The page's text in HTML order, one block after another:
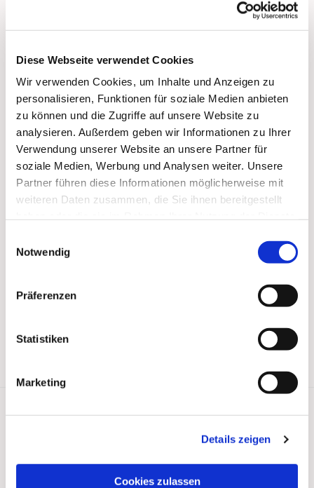
Diese Webseite verwendet Cookies
Wir verwenden Cookies, um Inhalte und Anzeigen zu
personalisieren, Funktionen für soziale Medien anbieten
zu können und die Zugriffe auf unsere Website zu
analysieren. Außerdem geben wir Informationen zu Ihrer
Verwendung unserer Website an unsere Partner für
soziale Medien, Werbung und Analysen weiter. Unsere
Partner führen diese Informationen möglicherweise mit
weiteren Daten zusammen, die Sie ihnen bereitgestellt
Notwendig
Präferenzen
Statistiken
Marketing
Details zeigen
Cookies zulassen
Kontakt